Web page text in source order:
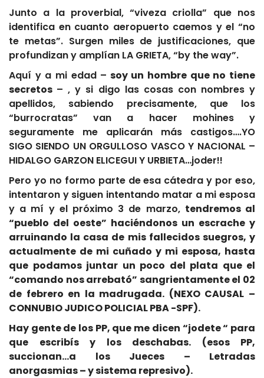
Junto a la proverbial, “viveza criolla” que nos
identifica en cuanto aeropuerto caemos y el “no
te metas”. Surgen miles de justificaciones, que
profundizan y amplían LA GRIETA, “by the way”.
Aquí y a mi edad – soy un hombre que no tiene
secretos – , y si digo las cosas con nombres y
apellidos, sabiendo precisamente, que los
“burrocratas” van a hacer mohines y
seguramente me aplicarán más castigos….YO
SIGO SIENDO UN ORGULLOSO VASCO Y NACIONAL –
HIDALGO GARZON ELICEGUI Y URBIETA…joder!!
Pero yo no formo parte de esa cátedra y por eso,
intentaron y siguen intentando matar a mi esposa
y a mí y el próximo 3 de marzo, tendremos al
“pueblo del oeste” haciéndonos un escrache y
arruinando la casa de mis fallecidos suegros, y
actualmente de mi cuñado y mi esposa, hasta
que podamos juntar un poco del plata que el
“comando nos arrebató” sangrientamente el 02
de febrero en la madrugada. (NEXO CAUSAL –
CONNUBIO JUDICO POLICIAL PBA -SPF).
Hay gente de los PP, que me dicen “jodete “ para
que escribís y los deschabas. (esos PP,
succionan…a los Jueces – Letradas
anorgasmias – y sistema represivo).